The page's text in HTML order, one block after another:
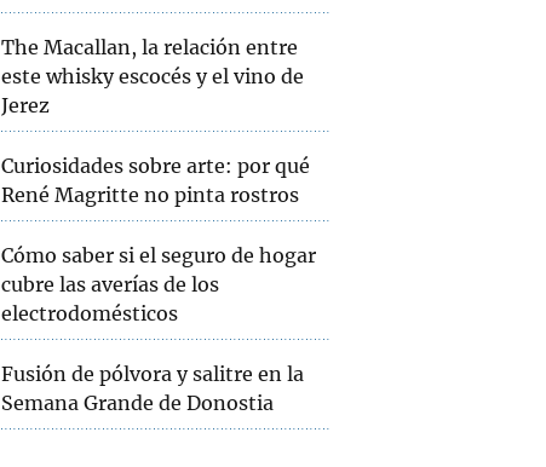
The Macallan, la relación entre
este whisky escocés y el vino de
Jerez
Curiosidades sobre arte: por qué
René Magritte no pinta rostros
Cómo saber si el seguro de hogar
cubre las averías de los
electrodomésticos
Fusión de pólvora y salitre en la
Semana Grande de Donostia